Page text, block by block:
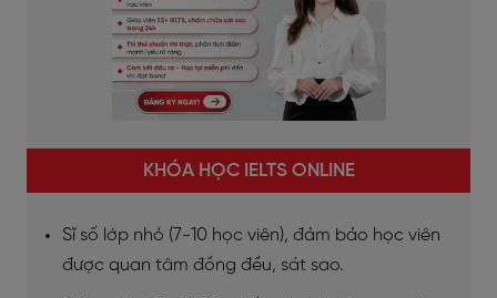
KHÓA HỌC IELTS ONLINE
Sĩ số lớp nhỏ (7-10 học viên), đảm bảo học viên
được quan tâm đồng đều, sát sao.